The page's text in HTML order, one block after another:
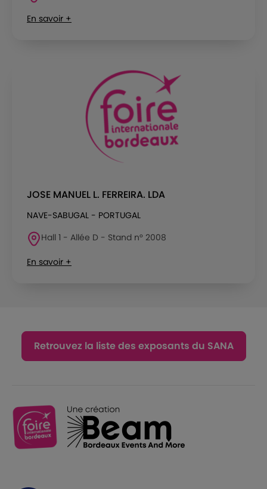
En savoir +
JOSE MANUEL L. FERREIRA. LDA
NAVE-SABUGAL - PORTUGAL
Hall 1 - Allée D - Stand n° 2008
En savoir +
Retrouvez la liste des exposants du SANA